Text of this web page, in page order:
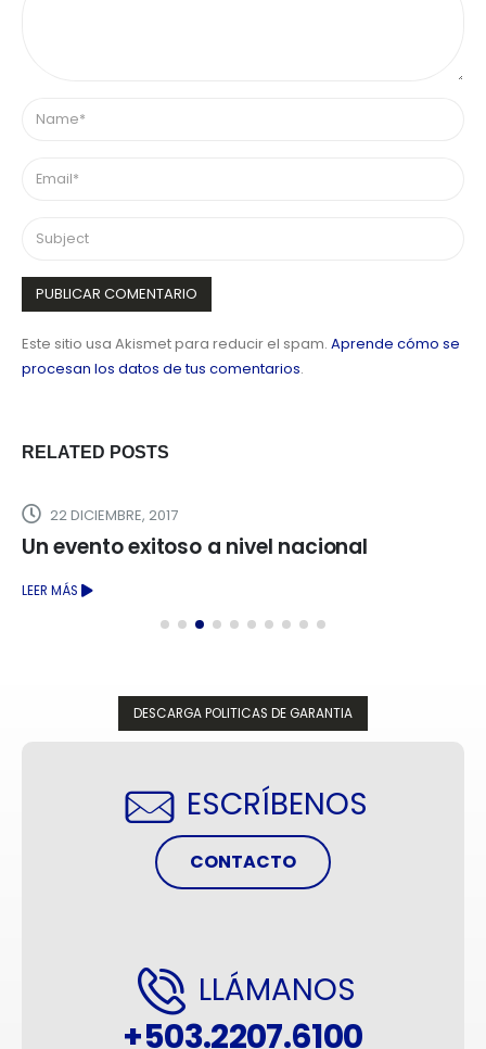
Este sitio usa Akismet para reducir el spam. Aprende cómo se
procesan los datos de tus comentarios.
RELATED POSTS
22 DICIEMBRE, 2017
Un evento exitoso a nivel nacional
LEER MÁS
DESCARGA POLITICAS DE GARANTIA
ESCRÍBENOS
CONTACTO
LLÁMANOS
+503.2207.6100